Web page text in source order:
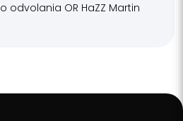
odvolania OR HaZZ Martin